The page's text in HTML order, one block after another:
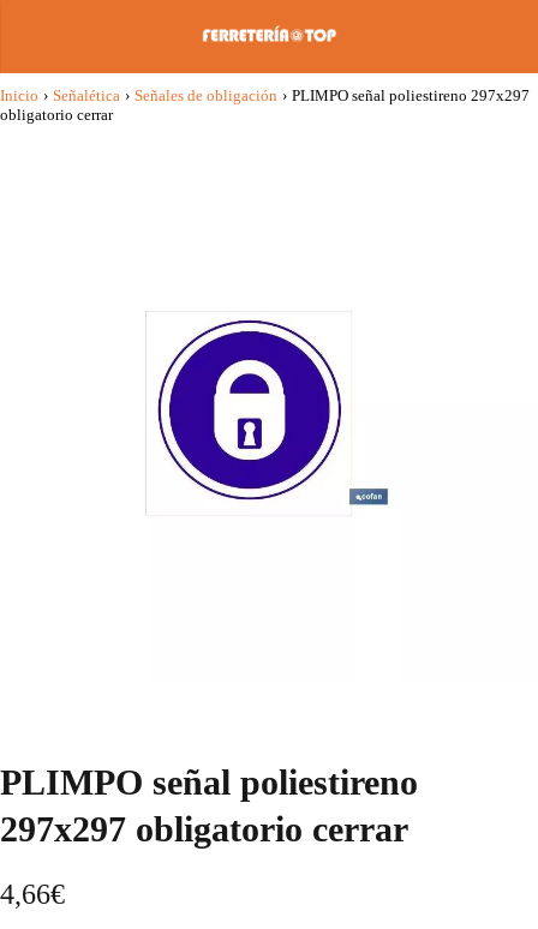
Inicio › Señalética › Señales de obligación › PLIMPO señal poliestireno 297x297
obligatorio cerrar
PLIMPO señal poliestireno
297x297 obligatorio cerrar
4,66€